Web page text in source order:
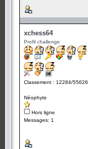
xchess64
Profil challenge
Classement : 12284/55626
Néophyte
Hors ligne
Messages: 1